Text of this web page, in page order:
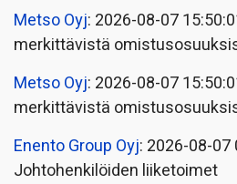
Metso Oyj: 2026-08-07
merkittävistä
Metso Oyj: 2026-08-07
merkittävistä
Enento Group Oyj: 2026-08-07
Johtohenkilöiden liiketoimet